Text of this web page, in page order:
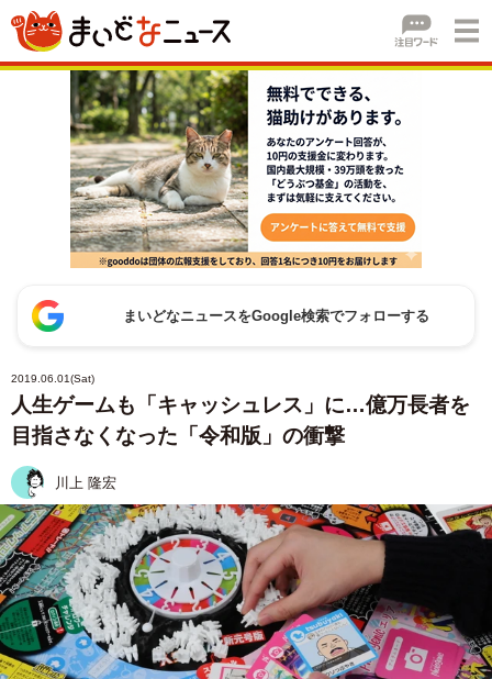
まいどなニュースをGoogle検索でフォローする
2019.06.01(Sat)
人生ゲームも「キャッシュレス」に…億万長者を
目指さなくなった「令和版」の衝撃
川上 隆宏